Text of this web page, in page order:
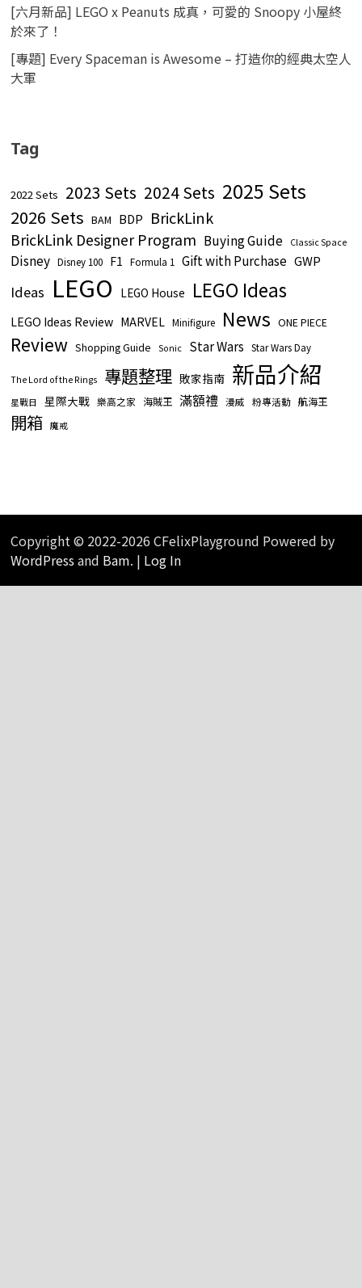
[六月新品] LEGO x Peanuts 成真，可愛的 Snoopy 小屋終
於來了！
[專題] Every Spaceman is Awesome – 打造你的經典太空人
大軍
Tag
2022 Sets 2023 Sets 2024 Sets 2025 Sets
2026 Sets BAM BDP BrickLink
BrickLink Designer Program Buying Guide Classic Space
Disney Disney 100 F1 Formula 1 Gift with Purchase GWP
Ideas LEGO LEGO House LEGO Ideas
LEGO Ideas Review MARVEL Minifigure News ONE PIECE
Review Shopping Guide Sonic Star Wars Star Wars Day
The Lord of the Rings 專題整理 敗家指南 新品介紹
星戰日 星際大戰 樂高之家 海賊王 滿額禮 漫威 粉專活動 航海王
開箱 魔戒
Copyright © 2022-2026 CFelixPlayground Powered by
WordPressand Bam. | Log In